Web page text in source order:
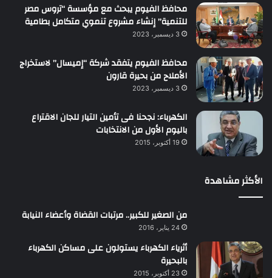
محافظ الفيوم يبحث مع مؤسسة “تروس مصر
للتنمية” إنشاء مشروع تنموي متكامل بطامية
3 ديسمبر، 2023
محافظ الفيوم يتفقد شركة “إميسال” لاستخراج
الأملاح من بحيرة قارون
3 ديسمبر، 2023
الكهرباء: نجحنا فى تأمين التيار للجان الاقتراع
باليوم الأول من الانتخابات
19 أكتوبر، 2015
الأكثر مشاهدة
من الصغير للكبير.. مرتبات القضاة وأعضاء النيابة
24 يناير، 2016
أثرياء الكهرباء يستولون على مساكن الكهرباء
بالبحيرة
23 أكتوبر، 2015